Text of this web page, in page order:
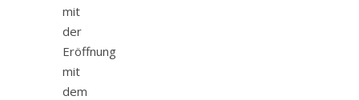
mit
der
Eröffnung
mit
dem